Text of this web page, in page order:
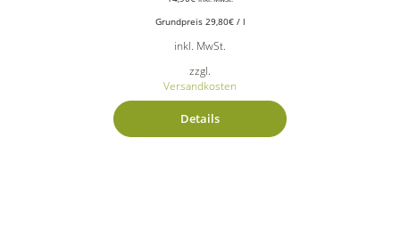
Grundpreis 29,80€/ l
inkl. MwSt.
zzgl.
Versandkosten
Details